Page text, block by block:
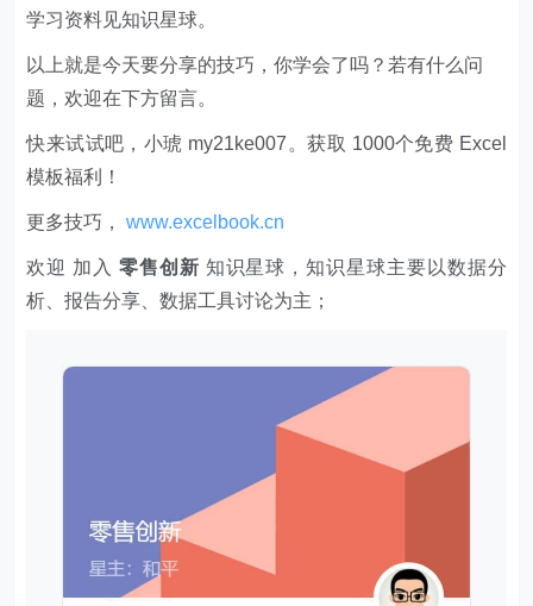
学习资料见知识星球。
以上就是今天要分享的技巧，你学会了吗？若有什么问
题，欢迎在下方留言。
快来试试吧，小琥 my21ke007。获取 1000个免费 Excel
模板福利​​​​！
更多技巧，www.excelbook.cn
欢迎 加入 零售创新 知识星球，知识星球主要以数据分
析、报告分享、数据工具讨论为主；